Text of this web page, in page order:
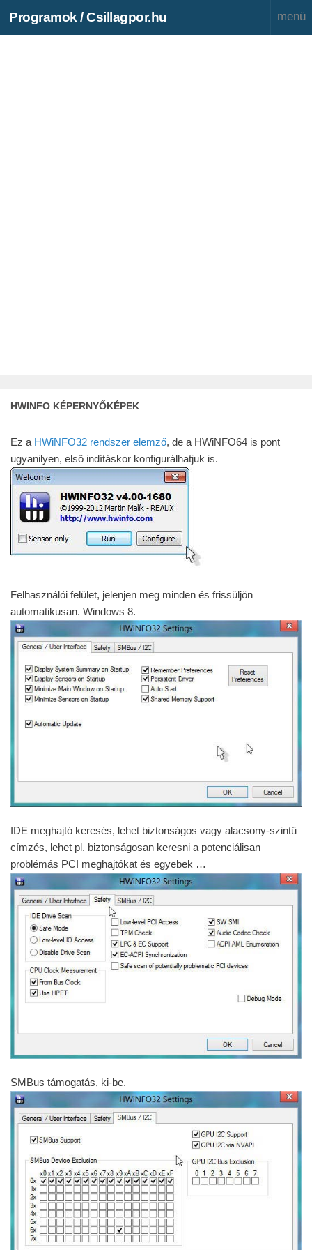
Programok / Csillagpor.hu
HWINFO KÉPERNYŐKÉPEK
Ez a HWiNFO32 rendszer elemző, de a HWiNFO64 is pont
ugyanilyen, első indításkor konfigurálhatjuk is.
Felhasználói felület, jelenjen meg minden és frissüljön
automatikusan. Windows 8.
IDE meghajtó keresés, lehet biztonságos vagy alacsony-szintű
címzés, lehet pl. biztonságosan keresni a potenciálisan
problémás PCI meghajtókat és egyebek …
SMBus támogatás, ki-be.